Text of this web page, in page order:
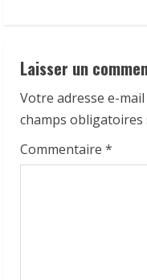
a
d
i
Laisser un
Votre adresse e-
champs obligatoires
Commentaire *